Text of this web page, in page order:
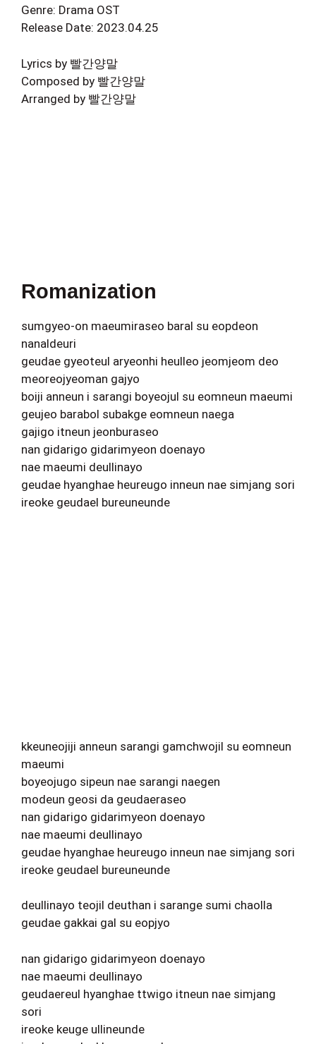
Genre: Drama OST
Release Date: 2023.04.25
Lyrics by 빨간양말
Composed by 빨간양말
Arranged by 빨간양말
Romanization
sumgyeo-on maeumiraseo baral su eopdeon
nanaldeuri
geudae gyeoteul aryeonhi heulleo jeomjeom deo
meoreojyeoman gajyo
boiji anneun i sarangi boyeojul su eomneun maeumi
geujeo barabol subakge eomneun naega
gajigo itneun jeonburaseo
nan gidarigo gidarimyeon doenayo
nae maeumi deullinayo
geudae hyanghae heureugo inneun nae simjang sori
ireoke geudael bureuneunde
kkeuneojiji anneun sarangi gamchwojil su eomneun
maeumi
boyeojugo sipeun nae sarangi naegen
modeun geosi da geudaeraseo
nan gidarigo gidarimyeon doenayo
nae maeumi deullinayo
geudae hyanghae heureugo inneun nae simjang sori
ireoke geudael bureuneunde
deullinayo teojil deuthan i sarange sumi chaolla
geudae gakkai gal su eopjyo
nan gidarigo gidarimyeon doenayo
nae maeumi deullinayo
geudaereul hyanghae ttwigo itneun nae simjang
sori
ireoke keuge ullineunde